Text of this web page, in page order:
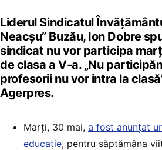
Liderul Sindicatul
Neacşu” Buzău, Ion Dobre
sindicat nu vor participa
de clasa a V-a. „Nu
profesorii nu vor intra la
Agerpres.
Marți, 30 mai, a fost anunțat
educație, pentru săptămâna